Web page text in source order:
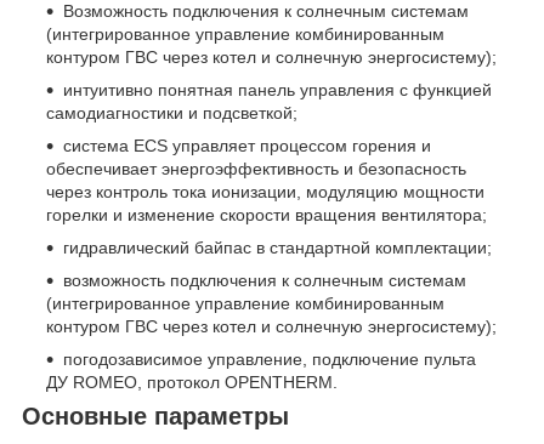
Возможность подключения к солнечным системам
(интегрированное управление комбинированным
контуром ГВС через котел и солнечную энергосистему);
интуитивно понятная панель управления с функцией
самодиагностики и подсветкой;
система ECS управляет процессом горения и
обеспечивает энергоэффективность и безопасность
через контроль тока ионизации, модуляцию мощности
горелки и изменение скорости вращения вентилятора;
гидравлический байпас в стандартной комплектации;
возможность подключения к солнечным системам
(интегрированное управление комбинированным
контуром ГВС через котел и солнечную энергосистему);
погодозависимое управление, подключение пульта
ДУ ROMEO, протокол OPENTHERM.
Основные параметры